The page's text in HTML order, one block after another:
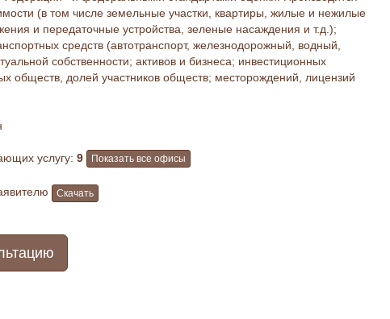
(в том числе земельные участки, квартиры, жилые и нежилые
и передаточные устройства, зеленые насаждения и т.д.);
средств (автотранспорт, железнодорожный, водный,
собственности; активов и бизнеса; инвестиционных
обществ, долей участников обществ; месторождений, лицензий
услугу: 9 Показать все офисы
Скачать